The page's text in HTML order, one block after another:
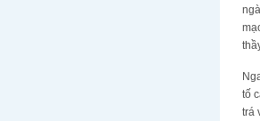
tố
trá